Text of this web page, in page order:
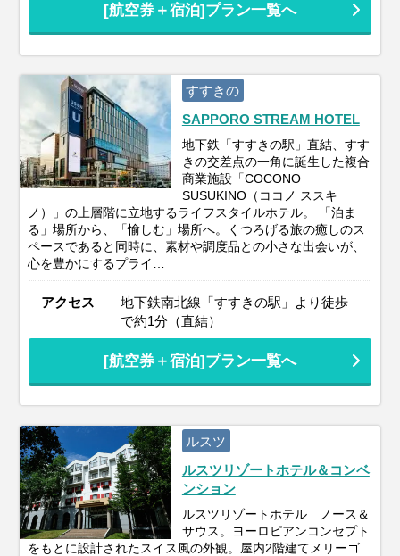
[航空券＋宿泊]プラン一覧へ
すすきの
SAPPORO STREAM HOTEL
地下鉄「すすきの駅」直結、すす
きの交差点の一角に誕生した複合
商業施設「COCONO
SUSUKINO（ココノ ススキ
ノ）」の上層階に立地するライフスタイルホテル。 「泊ま
る」場所から、「愉しむ」場所へ。くつろげる旅の癒しのス
ペースであると同時に、素材や調度品との小さな出会いが、
心を豊かにするプライ…
アクセス
地下鉄南北線「すすきの駅」より徒歩
で約1分（直結）
[航空券＋宿泊]プラン一覧へ
ルスツ
ルスツリゾートホテル＆コンベ
ンション
ルスツリゾートホテル ノース＆
サウス。ヨーロピアンコンセプト
をもとに設計されたスイス風の外観。屋内2階建てメリーゴ